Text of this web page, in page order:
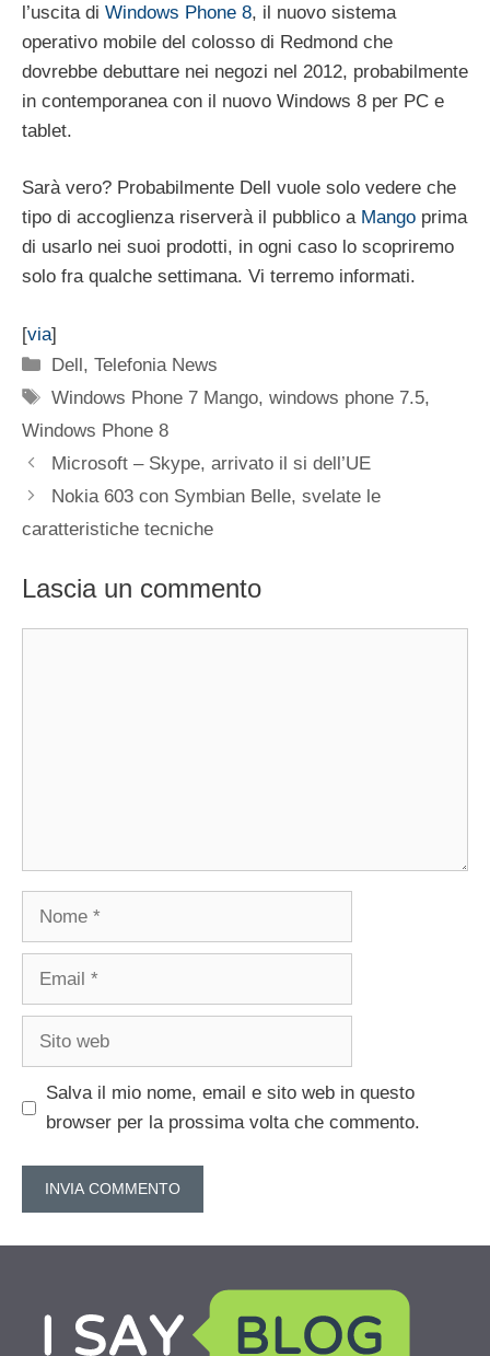
l’uscita di Windows Phone 8, il nuovo sistema
operativo mobile del colosso di Redmond che
dovrebbe debuttare nei negozi nel 2012, probabilmente
in contemporanea con il nuovo Windows 8 per PC e
tablet.
Sarà vero? Probabilmente Dell vuole solo vedere che
tipo di accoglienza riserverà il pubblico a Mango prima
di usarlo nei suoi prodotti, in ogni caso lo scopriremo
solo fra qualche settimana. Vi terremo informati.
[via]
Categorie
Dell,Telefonia News
Tag
Windows Phone 7 Mango,windows phone 7.5,
Windows Phone 8
Microsoft – Skype, arrivato il si dell’UE
Nokia 603 con Symbian Belle, svelate le
caratteristiche tecniche
Lascia un commento
Nome
Email
Sito
Salva il mio nome, email e sito web in questo
browser per la prossima volta che commento.